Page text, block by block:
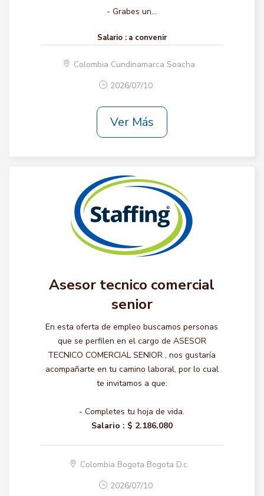
- Grabes un...
Salario : a convenir
Colombia Cundinamarca Soacha
2026/07/10
Ver Más
Asesor tecnico comercial
senior
En esta oferta de empleo buscamos personas
que se perfilen en el cargo de ASESOR
TECNICO COMERCIAL SENIOR , nos gustaría
acompañarte en tu camino laboral, por lo cual
te invitamos a que:
- Completes tu hoja de vida.
Salario : $ 2.186.080
Colombia Bogota Bogota D.c.
2026/07/10